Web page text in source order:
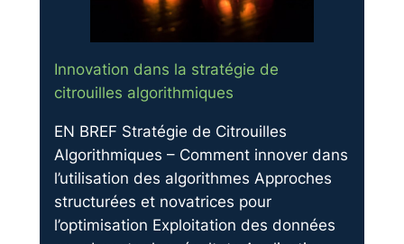
Innovation dans la stratégie de
citrouilles algorithmiques
EN BREF Stratégie de Citrouilles
Algorithmiques – Comment innover dans
l’utilisation des algorithmes Approches
structurées et novatrices pour
l’optimisation Exploitation des données